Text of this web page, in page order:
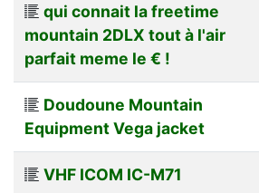
qui connait la freetime
mountain 2DLX tout à l'air
parfait meme le € !
Doudoune Mountain
Equipment Vega jacket
VHF ICOM IC-M71